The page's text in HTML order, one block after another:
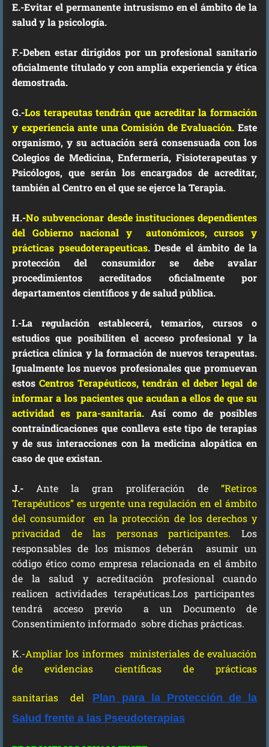
E.-Evitar el permanente intrusismo en el ámbito de la
salud y la psicología.
F.-Deben estar dirigidos por un profesional sanitario
oficialmente titulado y con amplia experiencia y ética
demostrada.
G.-Los terapeutas tendrán que acreditar la formación
y experiencia ante una Comisión de Evaluación. Este
organismo, y su actuación será consensuada con los
Colegios de Medicina, Enfermería, Fisioterapeutas y
Psicólogos, que serán los encargados de acreditar,
también al Centro en el que se ejerce la Terapia.
H.-No subvencionar desde instituciones dependientes
del Gobierno nacional y autonómicos, cursos y
prácticas pseudoterapeuticas. Desde el ámbito de la
protección del consumidor se debe avalar
procedimientos acreditados oficialmente por
departamentos científicos y de salud pública.
I.-La regulación establecerá, temarios, cursos o
estudios que posibiliten el acceso profesional y la
práctica clínica y la formación de nuevos terapeutas.
Igualmente los nuevos profesionales que promuevan
estosCentros Terapéuticos, tendrán el deber legal de
informar a los pacientes que acudan a ellos de que su
actividad es para-sanitaria. Así como de posibles
contraindicaciones que conlleva este tipo de terapias
y de sus interacciones con la medicina alopática en
caso de que existan.
J.- Ante la gran proliferación de “Retiros
Terapéuticos” es urgente una regulación en el ámbito
del consumidor en la protección de los derechos y
privacidad de las personas participantes. Los
responsables de los mismos deberán asumir un
código ético como empresa relacionada en el ámbito
de la salud y acreditación profesional cuando
realicen actividades terapéuticas.Los participantes
tendrá acceso previo a un Documento de
Consentimiento informado sobre dichas prácticas.
K.-Ampliar los informes ministeriales de evaluación
de evidencias científicas de prácticas
sanitarias del
Plan para la Protección de la
Salud frente a las Pseudoterapias